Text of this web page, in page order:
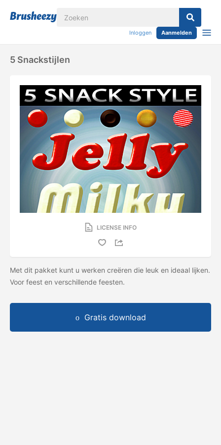
Inloggen Aanmelden
5 Snackstijlen
LICENSE INFO
Met dit pakket kunt u werken creëren die leuk en ideaal lijken.
Voor feest en verschillende feesten.
Gratis download